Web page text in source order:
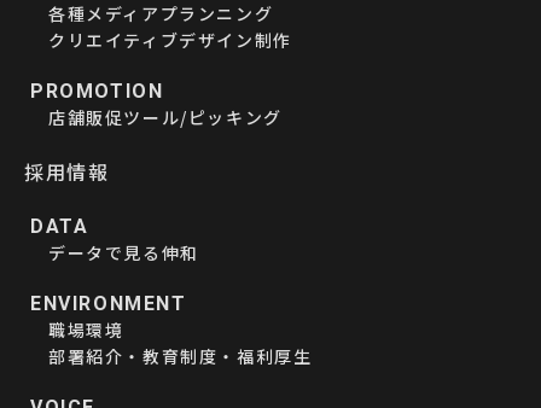
各種メディアプランニング
クリエイティブデザイン制作
PROMOTION
店舗販促ツール/ピッキング
採用情報
DATA
データで見る伸和
ENVIRONMENT
職場環境
部署紹介・教育制度・福利厚生